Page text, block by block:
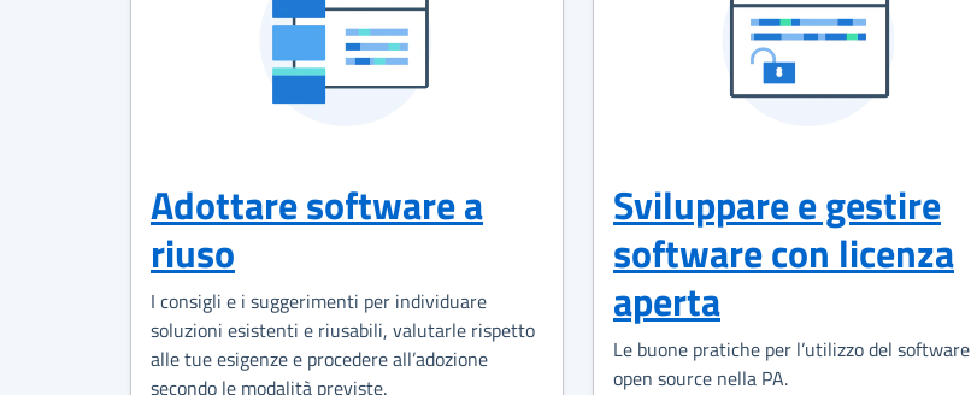
Adottare software a
riuso
I consigli e i suggerimenti per individuare
soluzioni esistenti e riusabili, valutarle rispetto
alle tue esigenze e procedere all’adozione
secondo le modalità previste.
Sviluppare e gestire
software con licenza
aperta
Le buone pratiche per l’utilizzo del software
open source nella PA.